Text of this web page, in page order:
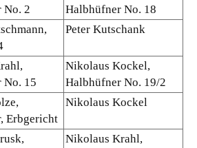
No. 2
Halbhüfner No. 18
Peter Kutschank
No. 15
Nikolaus Kockel,
Halbhüfner No. 19/2
Erbgericht
Nikolaus Kockel
Nikolaus Krahl,